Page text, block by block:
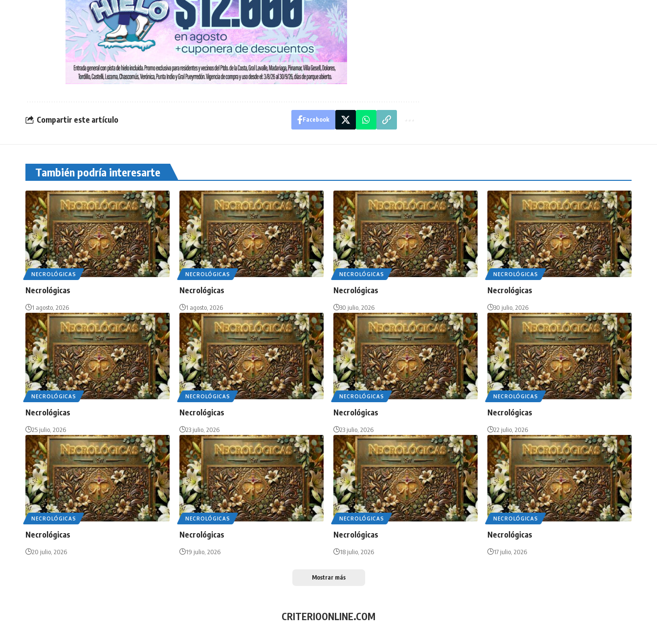
Compartir este artículo Facebook
También podría interesarte
NECROLÓGICAS
Necrológicas
1 agosto, 2026
NECROLÓGICAS
Necrológicas
1 agosto, 2026
NECROLÓGICAS
Necrológicas
30 julio, 2026
NECROLÓGICAS
Necrológicas
30 julio, 2026
NECROLÓGICAS
Necrológicas
25 julio, 2026
NECROLÓGICAS
Necrológicas
23 julio, 2026
NECROLÓGICAS
Necrológicas
23 julio, 2026
NECROLÓGICAS
Necrológicas
22 julio, 2026
NECROLÓGICAS
Necrológicas
20 julio, 2026
NECROLÓGICAS
Necrológicas
19 julio, 2026
NECROLÓGICAS
Necrológicas
18 julio, 2026
NECROLÓGICAS
Necrológicas
17 julio, 2026
Mostrar más
CRITERIOONLINE.COM